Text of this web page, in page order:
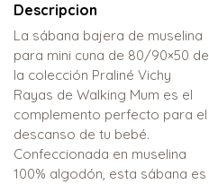
Descripcion
La sábana bajera de muselina
para mini cuna de 80/90×50 de
la colección Praliné Vichy
Rayas de Walking Mum es el
complemento perfecto para el
descanso de tu bebé.
Confeccionada en muselina
100% algodón, esta sábana es